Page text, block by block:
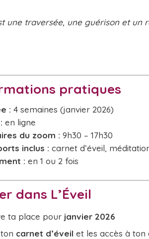
une traversée, une guérison et un
pratiques
: 4 semaines (janvier 2026)
en ligne
du zoom : 9h30 – 17h30
inclus : carnet d’éveil,
: en 1 ou 2 fois
dans L’Éveil
ta place pour janvier 2026
carnet d’éveil et les accès à ton